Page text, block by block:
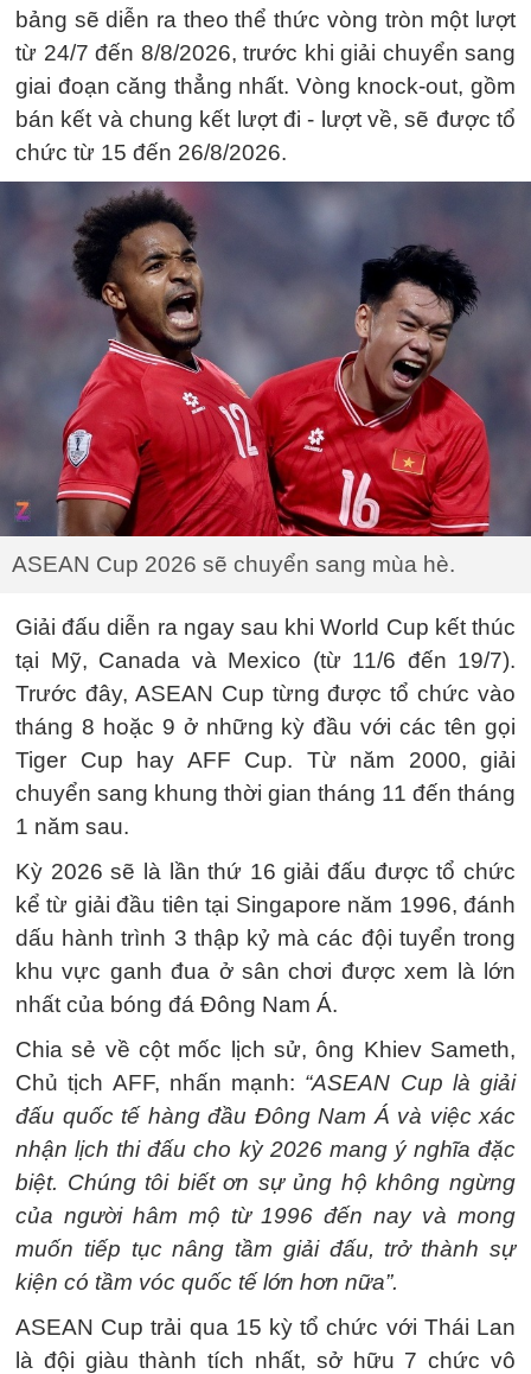
bảng sẽ diễn ra theo thể thức vòng tròn một lượt
từ 24/7 đến 8/8/2026, trước khi giải chuyển sang
giai đoạn căng thẳng nhất. Vòng knock-out, gồm
bán kết và chung kết lượt đi - lượt về, sẽ được tổ
chức từ 15 đến 26/8/2026.
ASEAN Cup 2026 sẽ chuyển sang mùa hè.
Giải đấu diễn ra ngay sau khi World Cup kết thúc
tại Mỹ, Canada và Mexico (từ 11/6 đến 19/7).
Trước đây, ASEAN Cup từng được tổ chức vào
tháng 8 hoặc 9 ở những kỳ đầu với các tên gọi
Tiger Cup hay AFF Cup. Từ năm 2000, giải
chuyển sang khung thời gian tháng 11 đến tháng
1 năm sau.
Kỳ 2026 sẽ là lần thứ 16 giải đấu được tổ chức
kể từ giải đầu tiên tại Singapore năm 1996, đánh
dấu hành trình 3 thập kỷ mà các đội tuyển trong
khu vực ganh đua ở sân chơi được xem là lớn
nhất của bóng đá Đông Nam Á.
Chia sẻ về cột mốc lịch sử, ông Khiev Sameth,
Chủ tịch AFF, nhấn mạnh: “ASEAN Cup là giải
đấu quốc tế hàng đầu Đông Nam Á và việc xác
nhận lịch thi đấu cho kỳ 2026 mang ý nghĩa đặc
biệt. Chúng tôi biết ơn sự ủng hộ không ngừng
của người hâm mộ từ 1996 đến nay và mong
muốn tiếp tục nâng tầm giải đấu, trở thành sự
kiện có tầm vóc quốc tế lớn hơn nữa”.
ASEAN Cup trải qua 15 kỳ tổ chức với Thái Lan
là đội giàu thành tích nhất, sở hữu 7 chức vô